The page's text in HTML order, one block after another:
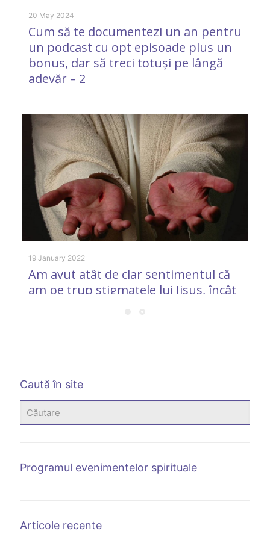
20 May 2024
Cum să te documentezi un an pentru
un podcast cu opt episoade plus un
bonus, dar să treci totuși pe lângă
adevăr – 2
19 January 2022
Am avut atât de clar sentimentul că
am pe trup stigmatele lui Iisus, încât
Caută în site
Programul evenimentelor spirituale
Articole recente